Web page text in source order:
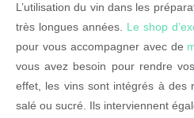
L’utilisation du vin dans les
très longues années. Le shop
pour vous accompagner avec de
vous avez besoin pour rendre
effet, les vins sont intégrés à des
salé ou sucré. Ils interviennent